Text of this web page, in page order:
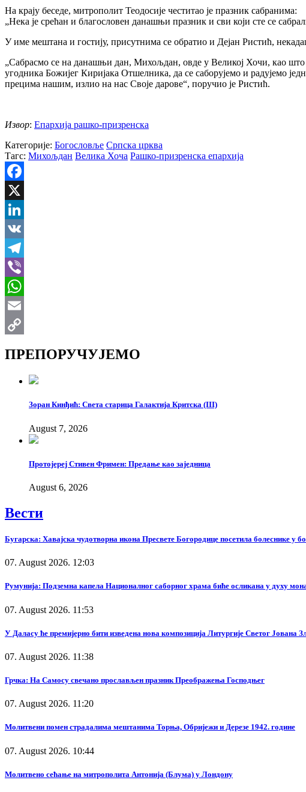
На крају беседе, митрополит Теодосије честитао је празник сабранима:
„Нека је срећан и благословен данашњи празник и сви који сте се
У име мештана и гостију, присутнима се обратио и Дејан Ристић,
„Сабрасмо се на данашњи дан, Михољдан, овде у Великој Хочи, као
угодника Божијег Киријака Отшелника, да се саборујемо и радујемо
прецима нашим, излио на нас Своје дарове“, поручио је Ристић.
Извор: Епархија рашко-призренска
Категорије: Богословље Српска црква
Тагс: Михољдан Велика Хоча Рашко-призренска епархија
Facebook
X
LinkedIn
VK
Telegram
Viber
WhatsApp
Email
ПРЕПОРУЧУЈЕМО
Зоран Кинђић: Света старица Галактија Критска (III)
August 7, 2026
Протојереј Стивен Фримен: Предање као заједница
August 6, 2026
Вести
Бугарска: Хавајска чудотворна икона Пресвете Богородице посетила болеснике у
07. August 2026. 12:03
Румунија: Подземна капела Националног саборног храма биће осликана у духу
07. August 2026. 11:53
У Даласу ће премијерно бити изведена нова композиција Литургије Светог Јована
07. August 2026. 11:38
Грчка: На Самосу свечано прослављен празник Преображења Господњег
07. August 2026. 11:20
Молитвени помен страдалима мештанима Торња, Обријежи и Дерезе 1942. године
07. August 2026. 10:44
Молитвено сећање на митрополита Антонија (Блума) у Лондону